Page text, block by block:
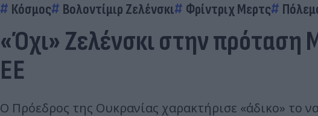
Κόσμος Βολοντίμιρ Ζελένσκι Φρίντριχ Μερτς
«Όχι» Ζελένσκι στην πρόταση
ΕΕ
Ο Πρόεδρος της Ουκρανίας χαρακτήρισε «άδικο» το